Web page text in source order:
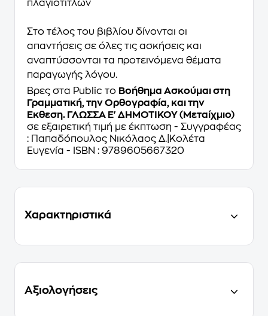
πλαγιότιτλων
Στο τέλος του βιβλίου δίνονται οι
απαντήσεις σε όλες τις ασκήσεις και
αναπτύσσονται τα προτεινόμενα θέματα
παραγωγής λόγου.
Βρες στα Public το Βοήθημα Ασκούμαι στη
Γραμματική, την Ορθογραφία, και την
Έκθεση. ΓΛΩΣΣΑ Ε' ΔΗΜΟΤΙΚΟΥ (Μεταίχμιο)
σε εξαιρετική τιμή με έκπτωση - Συγγραφέας
: Παπαδόπουλος Νικόλαος Δ.|Κολέτα
Ευγενία - ISBN : 9789605667320
Χαρακτηριστικά
Αξιολογήσεις